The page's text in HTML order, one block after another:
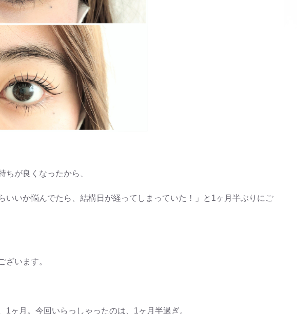
ちが良くなったから、
いいか悩んでたら、結構日が経ってしまっていた！」と1ヶ月半ぶりにご
ざいます。
1ヶ月。今回いらっしゃったのは、1ヶ月半過ぎ。